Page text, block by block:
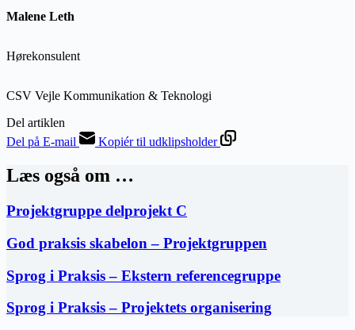
Malene Leth
Hørekonsulent
CSV Vejle Kommunikation & Teknologi
Del artiklen
Del på E-mail
Kopiér til udklipsholder
Læs også om …
Projektgruppe delprojekt C
God praksis skabelon – Projektgruppen
Sprog i Praksis – Ekstern referencegruppe
Sprog i Praksis – Projektets organisering